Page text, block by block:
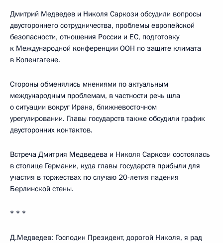
Дмитрий Медведев и Николя Саркози обсудили вопросы
двустороннего сотрудничества, проблемы европейской
безопасности, отношения России и ЕС, подготовку
к Международной конференции ООН по защите климата
в Копенгагене.
Стороны обменялись мнениями по актуальным
международным проблемам, в частности речь шла
о ситуации вокруг Ирана, ближневосточном
урегулировании. Главы государств также обсудили график
двусторонних контактов.
Встреча Дмитрия Медведева и Николя Саркози состоялась
в столице Германии, куда главы государств прибыли для
участия в торжествах по случаю 20-летия падения
Берлинской стены.
* * *
Д.Медведев: Господин Президент, дорогой Николя, я рад